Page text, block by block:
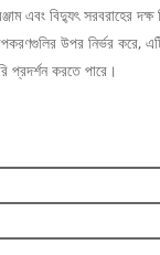
এবং বিদ্যুৎ
উপর নির্ভর করে,
প্রদর্শন করতে পারে।